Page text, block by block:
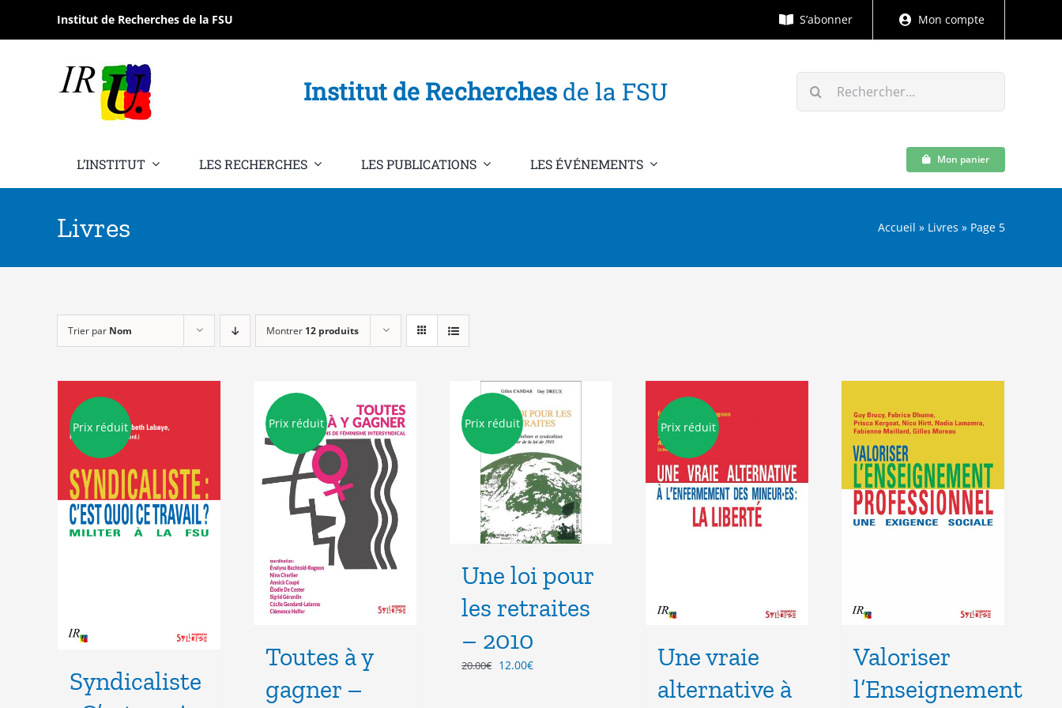
contenu
Institut de Recherches de la FSU S’abonner Mon compte
Institut de Recherchesde la FSU Rechercher:
L’INSTITUT LES RECHERCHES LES PUBLICATIONS LES ÉVÉNEMENTS Mon panier
Livres Accueil » Livres » Page 5
Trier par Nom Montrer 12 produits
Prix réduit
Syndicaliste
Prix réduit
Toutes à y
gagner –
Prix réduit
Une loi pour
les retraites
– 2010
20.00€ Le
12.00€Le
Prix réduit
Une vraie
alternative à
Valoriser
l’Enseignement